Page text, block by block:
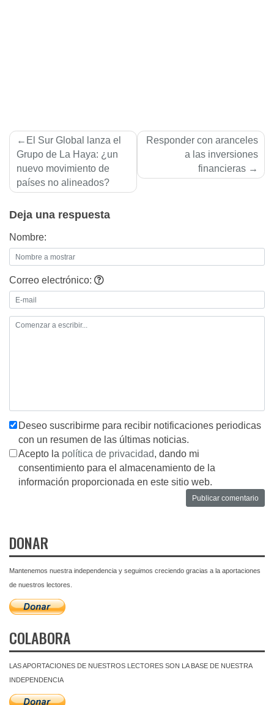
Navegación
de
entradas
El Sur Global lanza el
Grupo de La Haya: ¿un
nuevo movimiento de
países no alineados?
Responder con aranceles
a las inversiones
financieras
Deja una respuesta
Nombre:
Correo electrónico:
Deseo suscribirme para recibir notificaciones periodicas
con un resumen de las últimas noticias.
Acepto la política de privacidad, dando mi
consentimiento para el almacenamiento de la
información proporcionada en este sitio web.
DONAR
Mantenemos nuestra independencia y seguimos creciendo gracias a la aportaciones
de nuestros lectores.
COLABORA
LAS APORTACIONES DE NUESTROS LECTORES SON LA BASE DE NUESTRA
INDEPENDENCIA